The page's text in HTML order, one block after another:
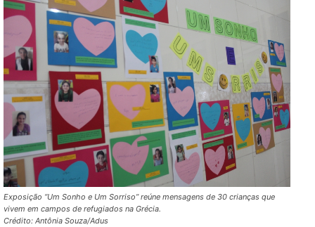
Exposição “Um Sonho e Um Sorriso” reúne mensagens de 30 crianças que
vivem em campos de refugiados na Grécia.
Crédito: Antônia Souza/Adus